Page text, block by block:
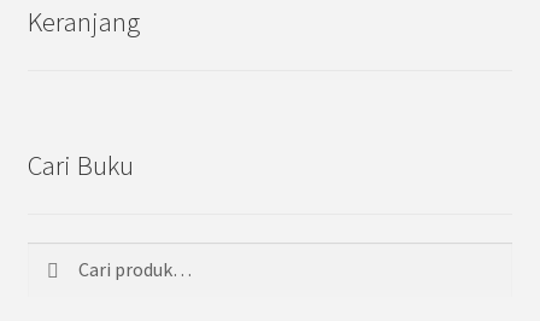
Keranjang
Cari Buku
Pencarian